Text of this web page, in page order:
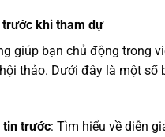
khi tham dự
giúp bạn chủ động trong
thảo. Dưới đây là một số
tin trước: Tìm hiểu về diễn